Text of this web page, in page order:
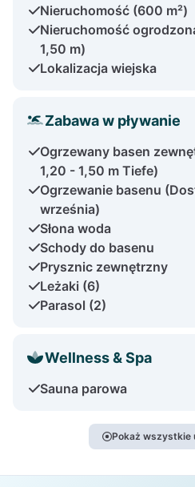
Nieruchomość (600 m²)
Nieruchomość
1,50 m)
Lokalizacja wiejska
Zabawa w pływanie
Ogrzewany basen
1,20 - 1,50 m Tiefe)
Ogrzewanie basenu
września)
Słona woda
Schody do basenu
Prysznic zewnętrzny
Leżaki (6)
Parasol (2)
Wellness & Spa
Sauna parowa
Pokaż wszystkie